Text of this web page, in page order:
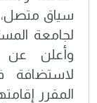
سياق متصل،
وأعلن عن